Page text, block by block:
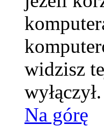
widzisz
wyłączył.
Na górę